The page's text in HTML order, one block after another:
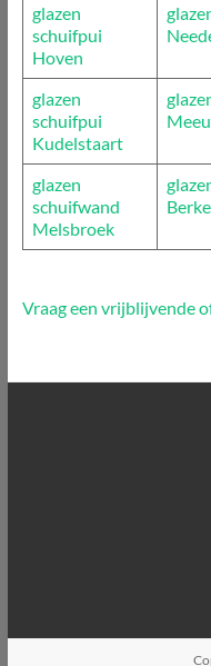
glazen
schuifpui
Hoven
glazen
schuifpui
Kudelstaart
glazen
schuifwand
Melsbroek
Vraag een vrijblijvende